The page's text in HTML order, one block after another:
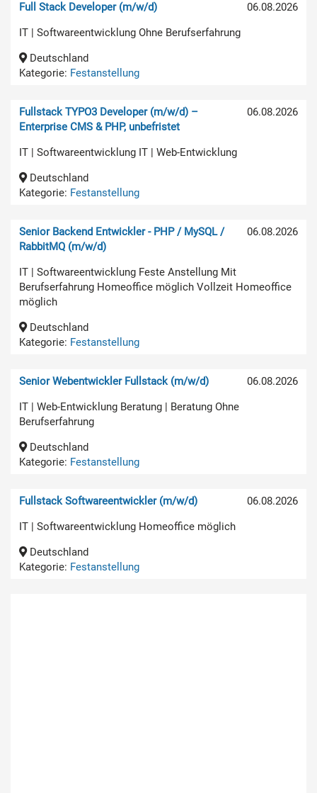
06.08.2026
Full Stack Developer (m/w/d)
IT | Softwareentwicklung Ohne Berufserfahrung
Deutschland
Kategorie: Festanstellung
06.08.2026
Fullstack TYPO3 Developer (m/w/d) –
Enterprise CMS & PHP, unbefristet
IT | Softwareentwicklung IT | Web-Entwicklung
Deutschland
Kategorie: Festanstellung
06.08.2026
Senior Backend Entwickler - PHP / MySQL /
RabbitMQ (m/w/d)
IT | Softwareentwicklung Feste Anstellung Mit
Berufserfahrung Homeoffice möglich Vollzeit Homeoffice
möglich
Deutschland
Kategorie: Festanstellung
06.08.2026
Senior Webentwickler Fullstack (m/w/d)
IT | Web-Entwicklung Beratung | Beratung Ohne
Berufserfahrung
Deutschland
Kategorie: Festanstellung
06.08.2026
Fullstack Softwareentwickler (m/w/d)
IT | Softwareentwicklung Homeoffice möglich
Deutschland
Kategorie: Festanstellung